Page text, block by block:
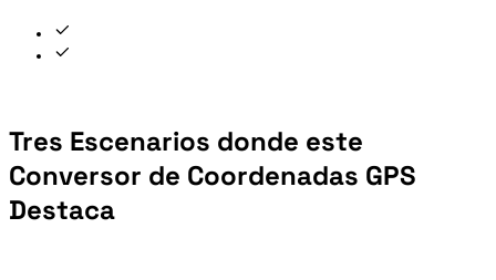
Tres Escenarios donde este
Conversor de Coordenadas GPS
Destaca